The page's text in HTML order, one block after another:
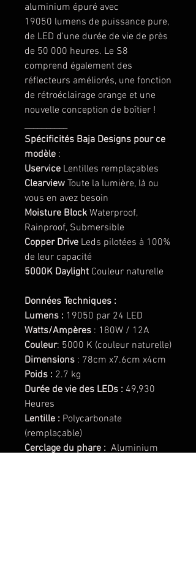
aluminium épuré avec
19050 lumens de puissance pure,
de LED d'une durée de vie de près
de 50 000 heures. Le S8
comprend également des
réflecteurs améliorés, une fonction
de rétroéclairage orange et une
nouvelle conception de boîtier !
Spécificités Baja Designs pour ce
modèle :
Uservice Lentilles remplaçables
Clearview Toute la lumière, là ou
vous en avez besoin
Moisture Block Waterproof,
Rainproof, Submersible
Copper Drive Leds pilotées à 100%
de leur capacité
5000K Daylight Couleur naturelle
Données Techniques :
Lumens : 19050 par 24 LED
Watts/Ampères : 180W / 12A
Couleur: 5000 K (couleur naturelle)
Dimensions : 78cm x7.6cm x4cm
Poids : 2.7 kg
Durée de vie des LEDs : 49,930
Heures
Lentille : Polycarbonate
(remplaçable)
Cerclage du phare : Aluminium